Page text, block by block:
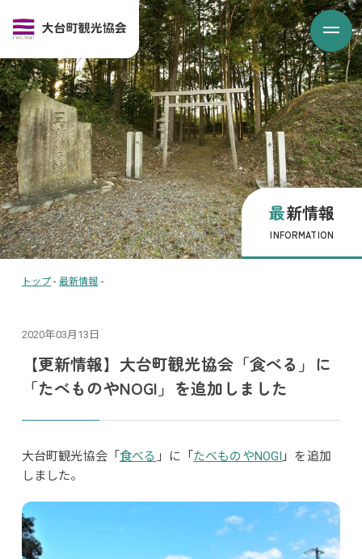
最新情報
INFORMATION
トップ - 最新情報 -
2020年03月13日
【更新情報】大台町観光協会「食べる」に
「たべものやNOGI」を追加しました
大台町観光協会「 食べる 」に「 たべものやNOGI 」を追加
しました。